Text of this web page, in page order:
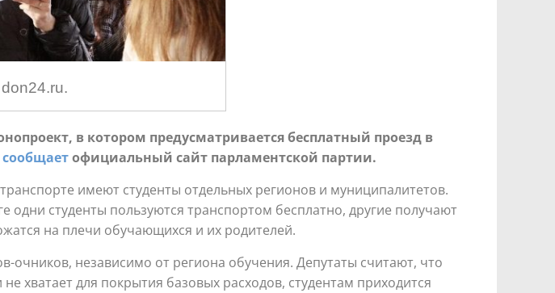
в котором предусматривается бесплатный проезд в
сообщаетофициальный сайт парламентской партии.
имеют студенты отдельных регионов и муниципалитетов.
студенты пользуются транспортом бесплатно, другие получают
на плечи обучающихся и их родителей.
очников, независимо от региона обучения. Депутаты считают, что
для покрытия базовых расходов, студентам приходится